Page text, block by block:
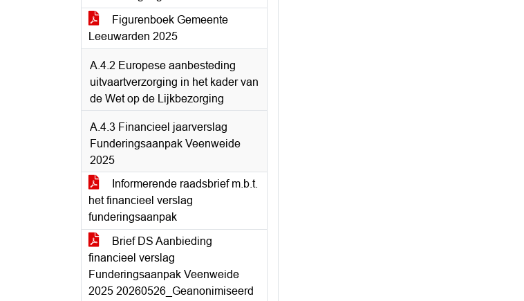
Figurenboek Gemeente
Leeuwarden 2025
A.4.2 Europese aanbesteding
uitvaartverzorging in het kader van
de Wet op de Lijkbezorging
A.4.3 Financieel jaarverslag
Funderingsaanpak Veenweide
2025
Informerende raadsbrief m.b.t.
het financieel verslag
funderingsaanpak
Brief DS Aanbieding
financieel verslag
Funderingsaanpak Veenweide
2025 20260526_Geanonimiseerd